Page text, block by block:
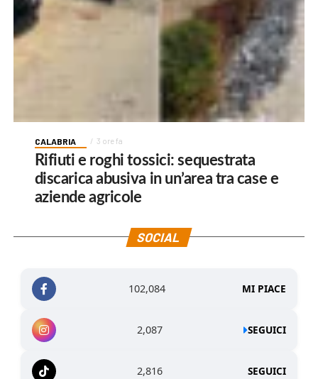
CALABRIA 3 ore fa
Rifiuti e roghi tossici: sequestrata
discarica abusiva in un’area tra case e
aziende agricole
SOCIAL
102,084 MI PIACE
2,087 SEGUICI
2,816 SEGUICI